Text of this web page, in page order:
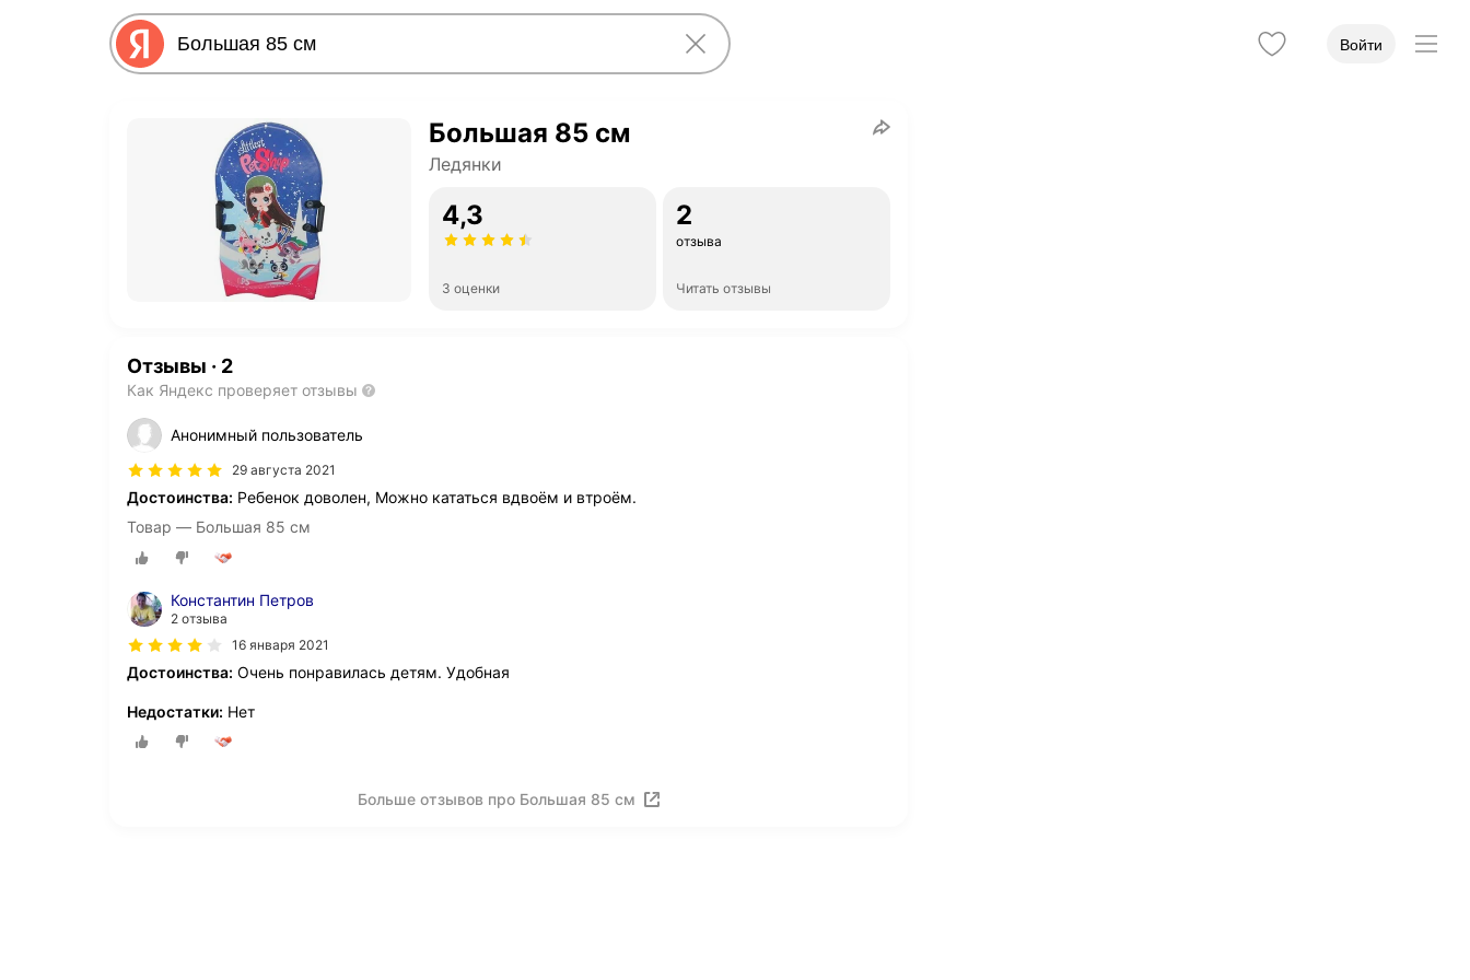
Войти
Большая 85 см
Ледянки
4,3
3 оценки
2
отзыва
Читать отзывы
Отзывы · 2
Как Яндекс проверяет отзывы
Анонимный пользователь
29 августа 2021
Достоинства: Ребенок доволен, Можно кататься вдвоём и втроём.
Товар — Большая 85 см
Константин Петров
2 отзыва
16 января 2021
Достоинства: Очень понравилась детям. Удобная
Недостатки: Нет
Больше отзывов про Большая 85 см